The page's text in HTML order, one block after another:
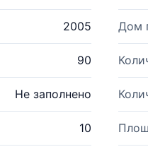
2005 Дом
90
Не заполнено
10